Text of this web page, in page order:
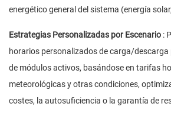
energético general del sistema (energía
Estrategias Personalizadas por Escenario :
horarios personalizados de carga/
de módulos activos, basándose en tarifas
meteorológicas y otras condiciones,
costes, la autosuficiencia o la garantía de